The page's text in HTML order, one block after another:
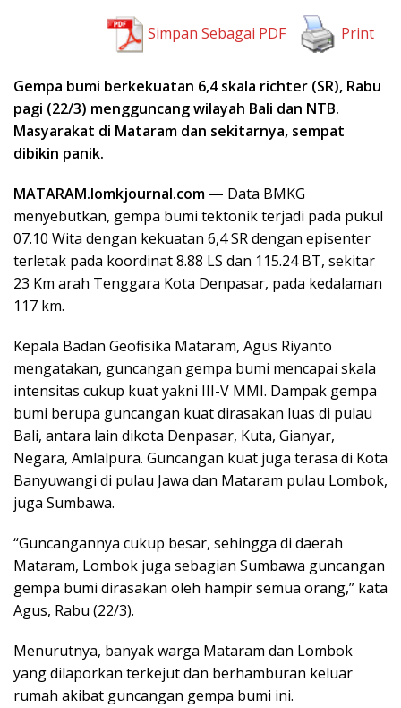
Simpan Sebagai PDF Print
Gempa bumi berkekuatan 6,4 skala richter (SR), Rabu
pagi (22/3) mengguncang wilayah Bali dan NTB.
Masyarakat di Mataram dan sekitarnya, sempat
dibikin panik.
MATARAM.lomkjournal.com — Data BMKG
menyebutkan, gempa bumi tektonik terjadi pada pukul
07.10 Wita dengan kekuatan 6,4 SR dengan episenter
terletak pada koordinat 8.88 LS dan 115.24 BT, sekitar
23 Km arah Tenggara Kota Denpasar, pada kedalaman
117 km.
Kepala Badan Geofisika Mataram, Agus Riyanto
mengatakan, guncangan gempa bumi mencapai skala
intensitas cukup kuat yakni III-V MMI. Dampak gempa
bumi berupa guncangan kuat dirasakan luas di pulau
Bali, antara lain dikota Denpasar, Kuta, Gianyar,
Negara, Amlalpura. Guncangan kuat juga terasa di Kota
Banyuwangi di pulau Jawa dan Mataram pulau Lombok,
juga Sumbawa.
“Guncangannya cukup besar, sehingga di daerah
Mataram, Lombok juga sebagian Sumbawa guncangan
gempa bumi dirasakan oleh hampir semua orang,” kata
Agus, Rabu (22/3).
Menurutnya, banyak warga Mataram dan Lombok
yang dilaporkan terkejut dan berhamburan keluar
rumah akibat guncangan gempa bumi ini.